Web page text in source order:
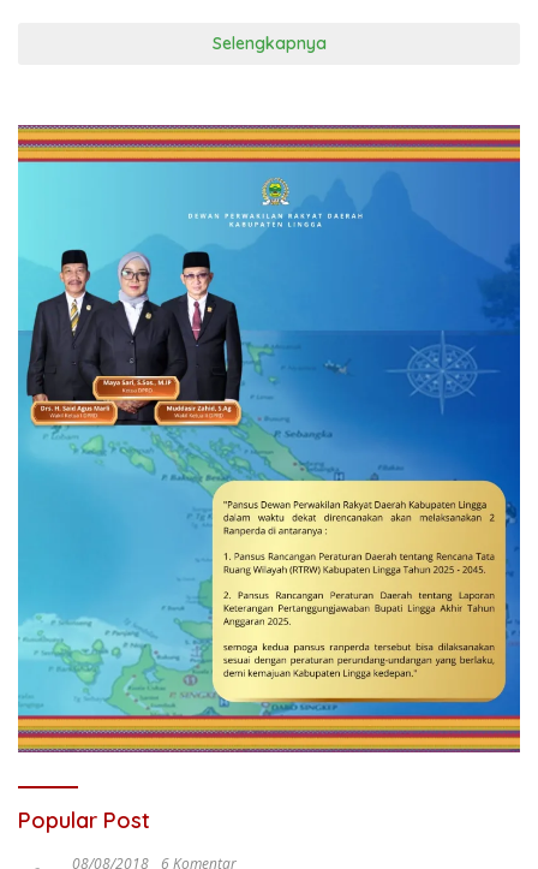
Selengkapnya
Popular Post
08/08/2018 6 Komentar